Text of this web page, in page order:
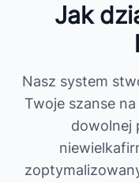
Jak
Nasz system
Twoje szanse
dowolnej